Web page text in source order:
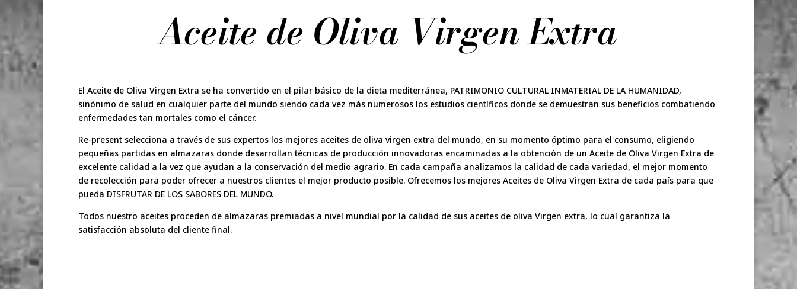
Aceite de Oliva Virgen Extra
El Aceite de Oliva Virgen Extra se ha convertido en el pilar básico de la dieta mediterránea, PATRIMONIO CULTURAL INMATERIAL DE LA HUMANIDAD,
sinónimo de salud en cualquier parte del mundo siendo cada vez más numerosos los estudios científicos donde se demuestran sus beneficios combatiendo
enfermedades tan mortales como el cáncer.
Re-present selecciona a través de sus expertos los mejores aceites de oliva virgen extra del mundo, en su momento óptimo para el consumo, eligiendo
pequeñas partidas en almazaras donde desarrollan técnicas de producción innovadoras encaminadas a la obtención de un Aceite de Oliva Virgen Extra de
excelente calidad a la vez que ayudan a la conservación del medio agrario. En cada campaña analizamos la calidad de cada variedad, el mejor momento
de recolección para poder ofrecer a nuestros clientes el mejor producto posible. Ofrecemos los mejores Aceites de Oliva Virgen Extra de cada país para que
pueda DISFRUTAR DE LOS SABORES DEL MUNDO.
Todos nuestro aceites proceden de almazaras premiadas a nivel mundial por la calidad de sus aceites de oliva Virgen extra, lo cual garantiza la
satisfacción absoluta del cliente final.